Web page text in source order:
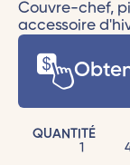
Couvre-chef,
accessoire
QUANTITÉ
1